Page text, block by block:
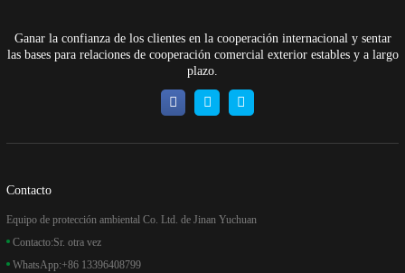
Ganar la confianza de los clientes en la cooperación internacional y sentar
las bases para relaciones de cooperación comercial exterior estables y a largo
plazo.
Contacto
Equipo de protección ambiental Co. Ltd. de Jinan Yuchuan
Contacto:Sr. otra vez
WhatsApp:+86 13396408799